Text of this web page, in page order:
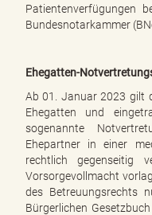
Patientenverfügungen
Bundesnotarkammer
Ehegatten-
Ab 01. Januar 2023 gilt
Ehegatten und
sogenannte
Ehepartner in einer
rechtlich gegenseitig
Vorsorgevollmacht
des Betreuungsrechts
Bürgerlichen